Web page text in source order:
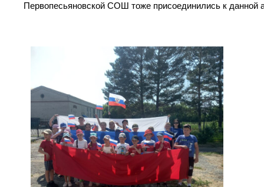
Первопесьяновской СОШ тоже присоединились к данной